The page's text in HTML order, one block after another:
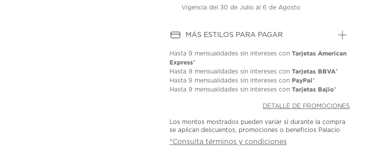
Vigencia del 30 de Julio al 6 de Agosto
MÁS ESTILOS PARA PAGAR
Hasta9 mensualidades sin intereses conTarjetas American
Express*
Hasta9 mensualidades sin intereses conTarjetas BBVA*
Hasta9 mensualidades sin intereses con PayPal*
Hasta9 mensualidades sin intereses conTarjetas Bajio*
DETALLE DE PROMOCIONES
Los montos mostrados pueden variar si durante la compra
se aplican descuentos, promociones o beneficios Palacio
*Consulta términos y condiciones